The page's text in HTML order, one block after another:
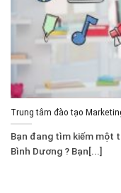
Trung tâm đào tạo
Bạn đang tìm kiếm một
Bình Dương ? Bạn[...]